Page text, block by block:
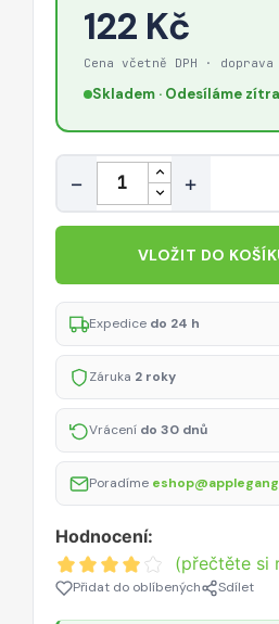
122 Kč
Cena včetně DPH ·
Skladem · Odesíláme zítra
Množství
− +
VLOŽIT DO
Expedice do 24 h
Záruka 2 roky
Vrácení do 30 dnů
Poradíme
Hodnocení:
(přečtěte si
Přidat do oblíbených Sdílet